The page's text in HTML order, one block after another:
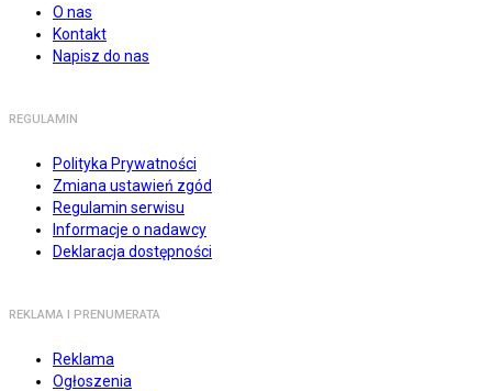
O nas
Kontakt
Napisz do nas
REGULAMIN
Polityka Prywatności
Zmiana ustawień zgód
Regulamin serwisu
Informacje o nadawcy
Deklaracja dostępności
REKLAMA I PRENUMERATA
Reklama
Ogłoszenia